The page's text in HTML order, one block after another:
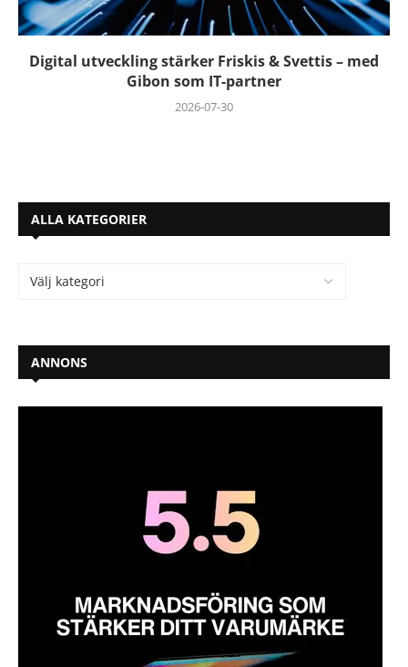
Digital utveckling stärker Friskis & Svettis – med
Gibon som IT-partner
2026-07-30
ALLA KATEGORIER
ANNONS